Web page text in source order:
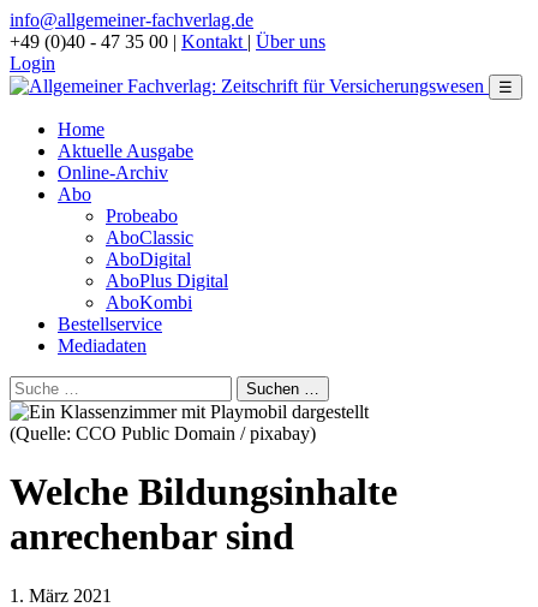
info@allgemeiner-fachverlag.de
+49 (0)40 - 47 35 00 | Kontakt | Über uns
Login
☰
Home
Aktuelle Ausgabe
Online-Archiv
Abo
Probeabo
AboClassic
AboDigital
AboPlus Digital
AboKombi
Bestellservice
Mediadaten
(Quelle: CCO Public Domain / pixabay)
Welche Bildungsinhalte
anrechenbar sind
1. März 2021